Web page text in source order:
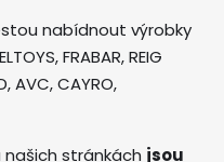
nabídnout výrobky
FRABAR, REIG
AVC, CAYRO,
stránkách jsou